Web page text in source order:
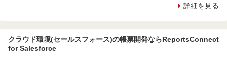
詳細を見る
クラウド環境(セールスフォース)の帳票開発ならReportsConnect
for Salesforce